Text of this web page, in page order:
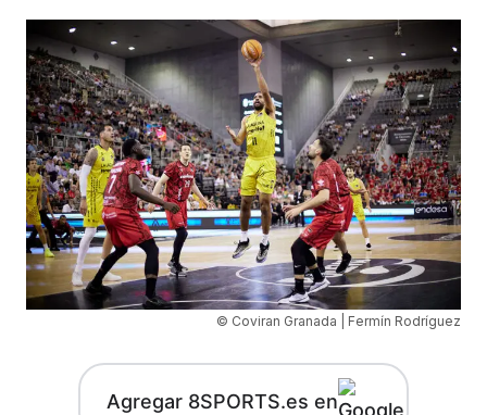
© Coviran Granada | Fermín Rodríguez
Agregar 8SPORTS.es en